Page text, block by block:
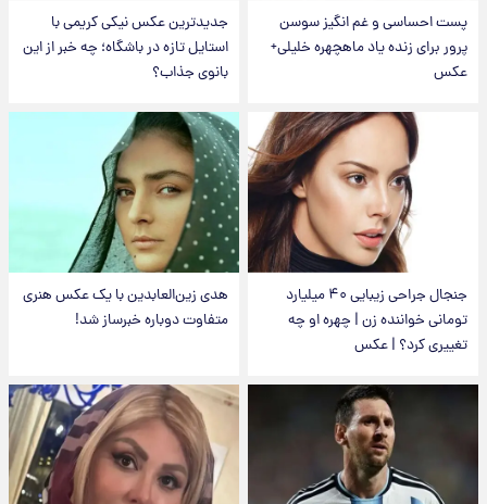
پست احساسی و غم انگیز سوسن
پرور برای زنده یاد ماهچهره خلیلی+
عکس
جدیدترین عکس نیکی کریمی با
استایل تازه در باشگاه؛ چه خبر از این
بانوی جذاب؟
جنجال جراحی زیبایی ۴۰ میلیارد
تومانی خواننده زن | چهره او چه
تغییری کرد؟ | عکس
هدی زین‌العابدین با یک عکس هنری
متفاوت دوباره خبرساز شد!